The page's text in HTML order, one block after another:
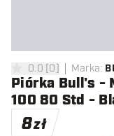
0 gwiazdki oceny
0.0 [0] Marka:
Piórka Bull's -
100 80 Std -
8zł